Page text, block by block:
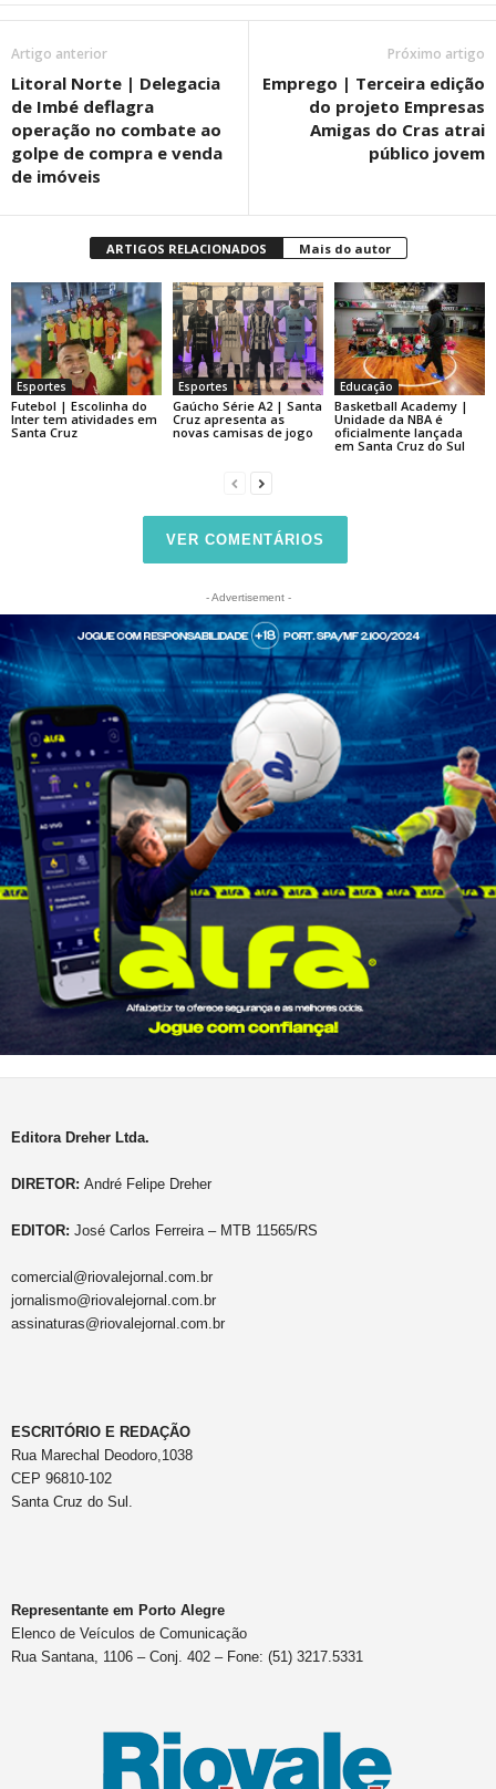
Artigo anterior
Litoral Norte | Delegacia
de Imbé deflagra
operação no combate ao
golpe de compra e venda
de imóveis
Próximo artigo
Emprego | Terceira edição
do projeto Empresas
Amigas do Cras atrai
público jovem
ARTIGOS RELACIONADOS Mais do autor
Esportes
Futebol | Escolinha do
Inter tem atividades em
Santa Cruz
Esportes
Gaúcho Série A2 | Santa
Cruz apresenta as
novas camisas de jogo
Educação
Basketball Academy |
Unidade da NBA é
oficialmente lançada
em Santa Cruz do Sul
VER COMENTÁRIOS
- Advertisement -
Editora Dreher Ltda.
DIRETOR: André Felipe Dreher
EDITOR: José Carlos Ferreira – MTB 11565/RS
comercial@riovalejornal.com.br
jornalismo@riovalejornal.com.br
assinaturas@riovalejornal.com.br
ESCRITÓRIO E REDAÇÃO
Rua Marechal Deodoro,1038
CEP 96810-102
Santa Cruz do Sul.
Representante em Porto Alegre
Elenco de Veículos de Comunicação
Rua Santana, 1106 – Conj. 402 – Fone: (51) 3217.5331